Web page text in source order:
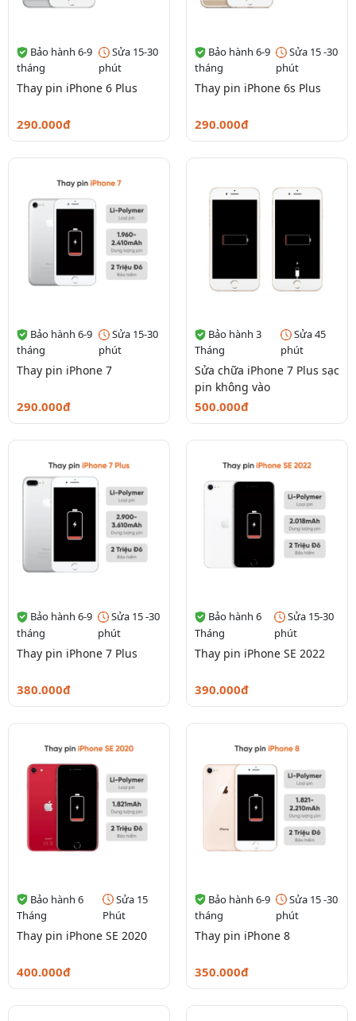
Bảo hành 6-9
tháng
Sửa 15-30
phút
Thay pin iPhone 6 Plus
290.000đ
Bảo hành 6-9
tháng
Sửa 15 -30
phút
Thay pin iPhone 6s Plus
290.000đ
Bảo hành 6-9
tháng
Sửa 15-30
phút
Thay pin iPhone 7
290.000đ
Bảo hành 3
Tháng
Sửa 45
phút
Sửa chữa iPhone 7 Plus sạc
pin không vào
500.000đ
Bảo hành 6-9
tháng
Sửa 15 -30
phút
Thay pin iPhone 7 Plus
380.000đ
Bảo hành 6
Tháng
Sửa 15-30
phút
Thay pin iPhone SE 2022
390.000đ
Bảo hành 6
Tháng
Sửa 15
Phút
Thay pin iPhone SE 2020
400.000đ
Bảo hành 6-9
tháng
Sửa 15 -30
phút
Thay pin iPhone 8
350.000đ